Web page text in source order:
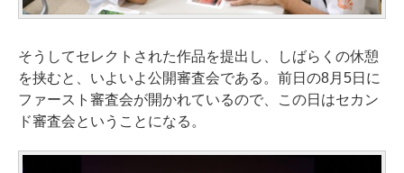
そうしてセレクトされた作品を提出し、しばらくの休憩
を挟むと、いよいよ公開審査会である。前日の8月5日に
ファースト審査会が開かれているので、この日はセカン
ド審査会ということになる。